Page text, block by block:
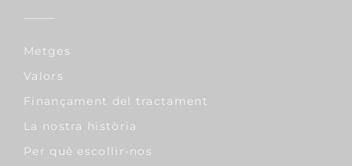
Metges
Valors
Finançament del tractament
La nostra història
Per què escollir-nos